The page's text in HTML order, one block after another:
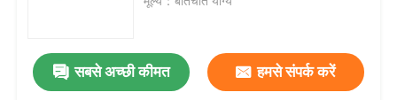
सबसे अच्छी कीमत हमसे संपर्क करें